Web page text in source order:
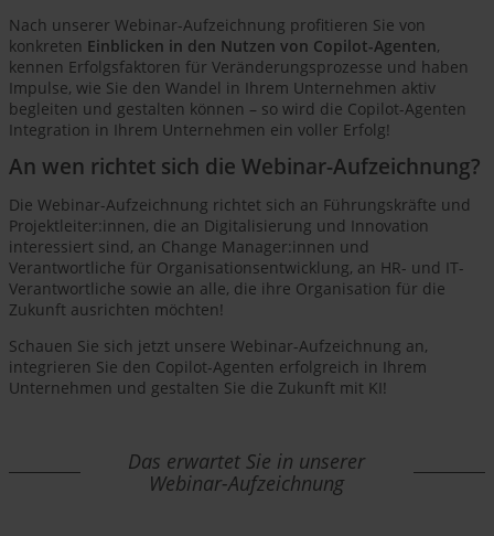
Nach unserer Webinar-Aufzeichnung profitieren Sie von
konkreten Einblicken in den Nutzen von Copilot-Agenten,
kennen Erfolgsfaktoren für Veränderungsprozesse und haben
Impulse, wie Sie den Wandel in Ihrem Unternehmen aktiv
begleiten und gestalten können – so wird die Copilot-Agenten
Integration in Ihrem Unternehmen ein voller Erfolg!
An wen richtet sich die Webinar-Aufzeichnung?
Die Webinar-Aufzeichnung richtet sich an Führungskräfte und
Projektleiter:innen, die an Digitalisierung und Innovation
interessiert sind, an Change Manager:innen und
Verantwortliche für Organisationsentwicklung, an HR- und IT-
Verantwortliche sowie an alle, die ihre Organisation für die
Zukunft ausrichten möchten!
Schauen Sie sich jetzt unsere Webinar-Aufzeichnung an,
integrieren Sie den Copilot-Agenten erfolgreich in Ihrem
Unternehmen und gestalten Sie die Zukunft mit KI!
Das erwartet Sie in unserer
Webinar-Aufzeichnung